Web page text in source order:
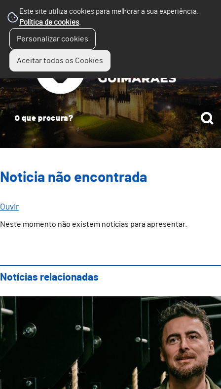
Este site utiliza cookies para melhorar a sua experiência.
Política de cookies.
Personalizar cookies
Aceitar todos os Cookies
Noticia não encontrada
Ouvir
Neste momento não existem notícias para apresentar.
Notícias relacionadas
Teatro Oficina apresenta nova direção artística com